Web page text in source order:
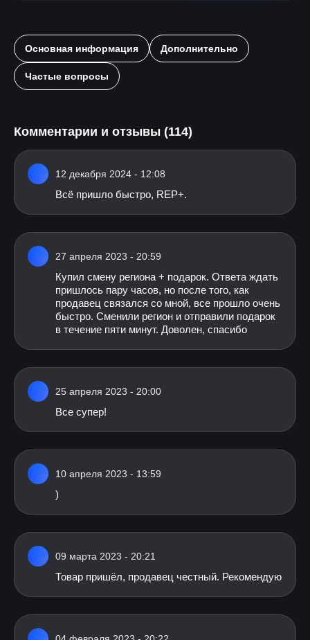
Основная информация Дополнительно
Частые вопросы
Комментарии и отзывы (114)
12 декабря 2024 - 12:08
Всё пришло быстро, REP+.
27 апреля 2023 - 20:59
Купил смену региона + подарок. Ответа ждать
пришлось пару часов, но после того, как
продавец связался со мной, все прошло очень
быстро. Сменили регион и отправили подарок
в течение пяти минут. Доволен, спасибо
25 апреля 2023 - 20:00
Все супер!
10 апреля 2023 - 13:59
)
09 марта 2023 - 20:21
Товар пришёл, продавец честный. Рекомендую